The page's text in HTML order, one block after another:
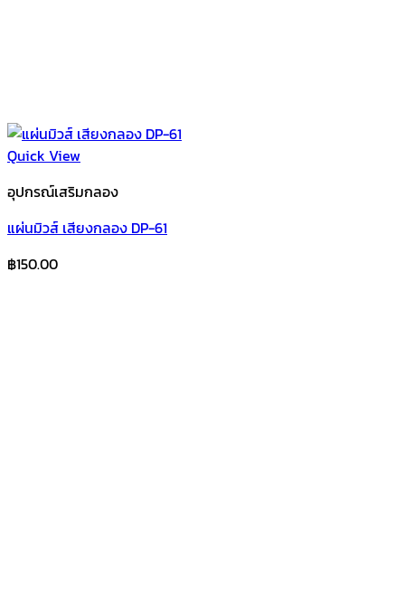
Quick View
อุปกรณ์เสริมกลอง
แผ่นมิวส์ เสียงกลอง DP-61
฿150.00